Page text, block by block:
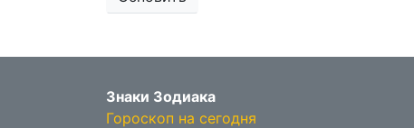
Знаки Зодиака
Гороскоп на сегодня